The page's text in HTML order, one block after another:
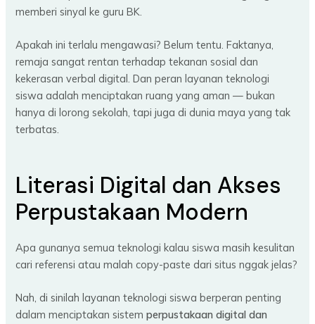
memberi sinyal ke guru BK.
Apakah ini terlalu mengawasi? Belum tentu. Faktanya,
remaja sangat rentan terhadap tekanan sosial dan
kekerasan verbal digital. Dan peran layanan teknologi
siswa adalah menciptakan ruang yang aman — bukan
hanya di lorong sekolah, tapi juga di dunia maya yang tak
terbatas.
Literasi Digital dan Akses
Perpustakaan Modern
Apa gunanya semua teknologi kalau siswa masih kesulitan
cari referensi atau malah copy-paste dari situs nggak jelas?
Nah, di sinilah layanan teknologi siswa berperan penting
dalam menciptakan sistemperpustakaan digital dan